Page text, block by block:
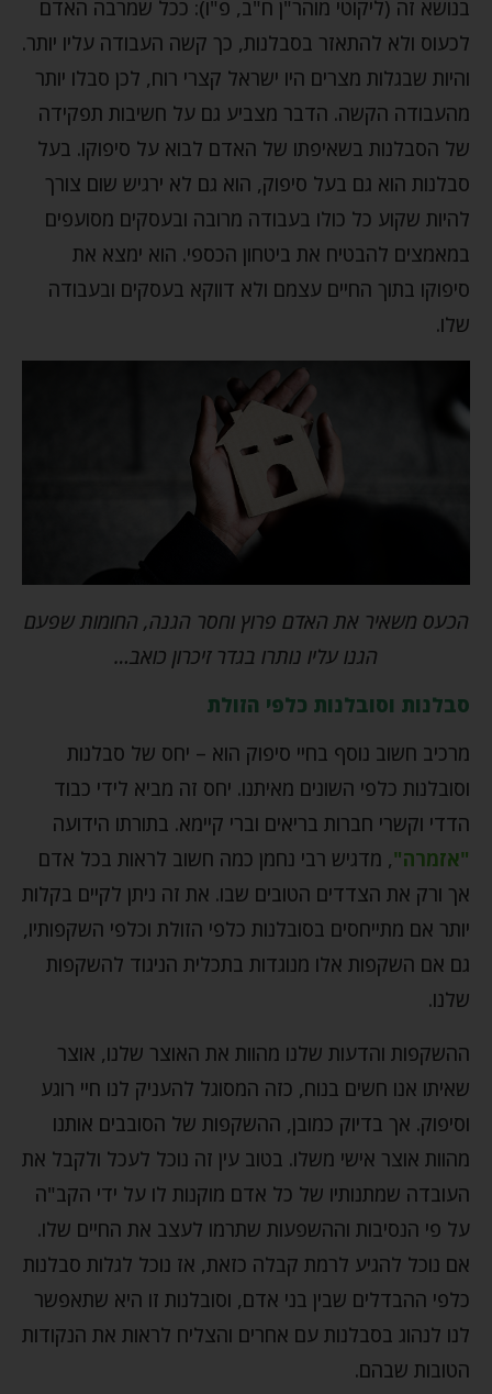
בנושא זה (ליקוטי מוהר"ן ח"ב, פ"ו): ככל שמרבה האדם
לכעוס ולא להתאזר בסבלנות, כך קשה העבודה עליו יותר.
והיות שבגלות מצרים היו ישראל קצרי רוח, לכן סבלו יותר
מהעבודה הקשה. הדבר מצביע גם על חשיבות תפקידה
של הסבלנות בשאיפתו של האדם לבוא על סיפוקו. בעל
סבלנות הוא גם בעל סיפוק, הוא גם לא ירגיש שום צורך
להיות שקוע כל כולו בעבודה מרובה ובעסקים מסועפים
במאמצים להבטיח את ביטחון הכספי. הוא ימצא את
סיפוקו בתוך החיים עצמם ולא דווקא בעסקים ובעבודה
שלו.
הכעס משאיר את האדם פרוץ וחסר הגנה, החומות שפעם
הגנו עליו נותרו בגדר זיכרון כואב…
סבלנות וסובלנות כלפי הזולת
מרכיב חשוב נוסף בחיי סיפוק הוא – יחס של סבלנות
וסובלנות כלפי השונים מאיתנו. יחס זה מביא לידי כבוד
הדדי וקשרי חברות בריאים וברי קיימא. בתורתו הידועה
"אזמרה", מדגיש רבי נחמן כמה חשוב לראות בכל אדם
אך ורק את הצדדים הטובים שבו. את זה ניתן לקיים בקלות
יותר אם מתייחסים בסובלנות כלפי הזולת וכלפי השקפותיו,
גם אם השקפות אלו מנוגדות בתכלית הניגוד להשקפות
שלנו.
ההשקפות והדעות שלנו מהוות את האוצר שלנו, אוצר
שאיתו אנו חשים בנוח, כזה המסוגל להעניק לנו חיי רוגע
וסיפוק. אך בדיוק כמובן, ההשקפות של הסובבים אותנו
מהוות אוצר אישי משלו. בטוב עין זה נוכל לעכל ולקבל את
העובדה שמתנותיו של כל אדם מוקנות לו על ידי הקב"ה
על פי הנסיבות וההשפעות שתרמו לעצב את החיים שלו.
אם נוכל להגיע לרמת קבלה כזאת, אז נוכל לגלות סבלנות
כלפי ההבדלים שבין בני אדם, וסובלנות זו היא שתאפשר
לנו לנהוג בסבלנות עם אחרים והצליח לראות את הנקודות
הטובות שבהם.